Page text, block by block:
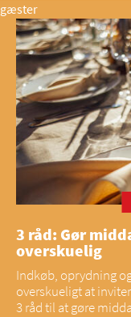
gæster
3 råd: Gør
overskuelig
Indkøb, oprydning
overskueligt at
3 råd til at gøre